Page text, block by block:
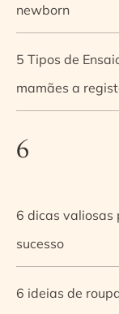
newborn
5 Tipos de
mamães a
6
6 dicas
sucesso
6 ideias de